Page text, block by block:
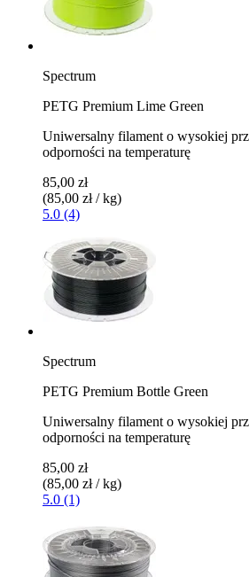
Spectrum
PETG Premium Lime Green
Uniwersalny filament o wysokiej
odporności na temperaturę
85,00 zł
(85,00 zł / kg)
5.0 (4)
Spectrum
PETG Premium Bottle Green
Uniwersalny filament o wysokiej
odporności na temperaturę
85,00 zł
(85,00 zł / kg)
5.0 (1)